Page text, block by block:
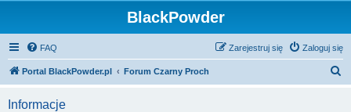
BlackPowder
FAQ Zaloguj się
Zarejestruj się
Portal BlackPowder.pl Forum Czarny Proch
Informacje